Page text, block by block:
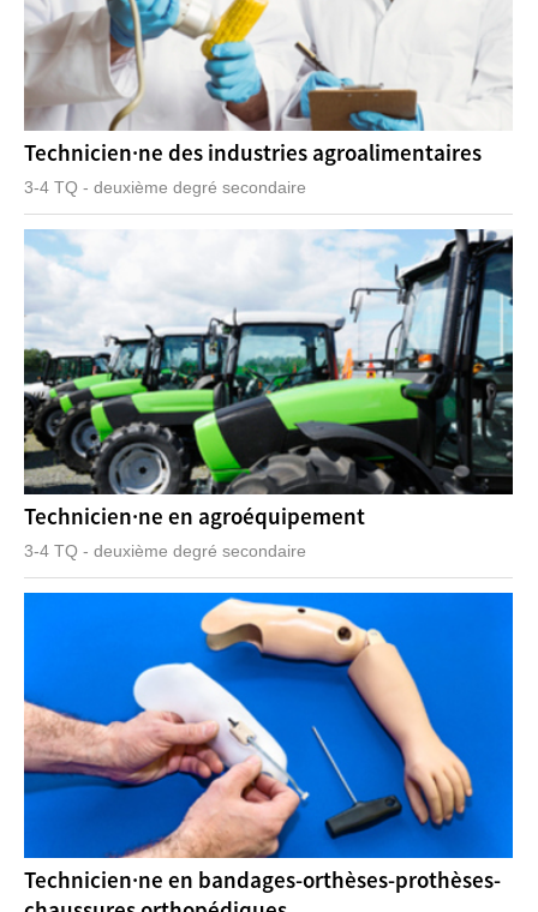
Technicien·ne des industries agroalimentaires
3-4 TQ - deuxième degré secondaire
Technicien·ne en agroéquipement
3-4 TQ - deuxième degré secondaire
Technicien·ne en bandages-orthèses-prothèses-